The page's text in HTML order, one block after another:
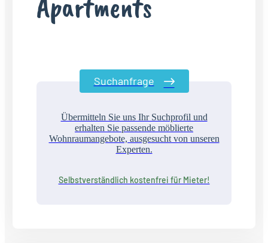
Apartments
Suchanfrage
Übermitteln Sie uns Ihr Suchprofil und
erhalten Sie passende möblierte
Wohnraumangebote, ausgesucht von unseren
Experten.
Selbstverständlich kostenfrei für Mieter!